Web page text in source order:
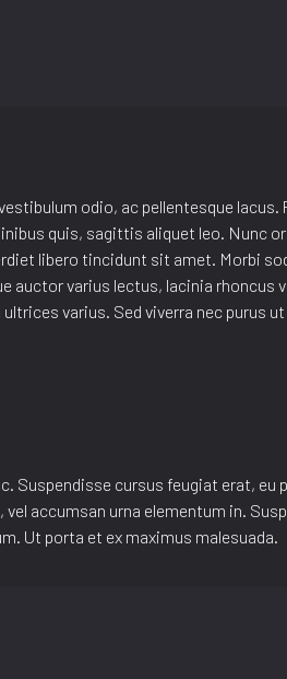
odio, ac pellentesque
quis, sagittis aliquet leo. Nunc
libero tincidunt sit amet. Morbi
auctor varius lectus, lacinia rhoncus
varius. Sed viverra nec purus ut
Suspendisse cursus feugiat erat, eu
accumsan urna elementum in.
Ut porta et ex maximus malesuada.